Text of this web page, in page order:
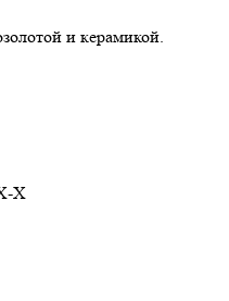
и керамикой.
X